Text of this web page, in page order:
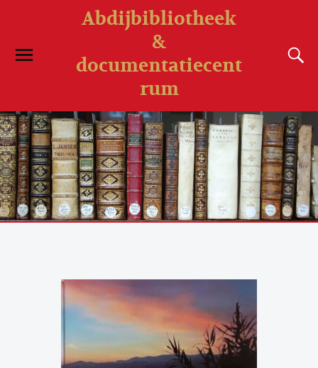
Abdijbibliotheek
&
documentatiecent
rum